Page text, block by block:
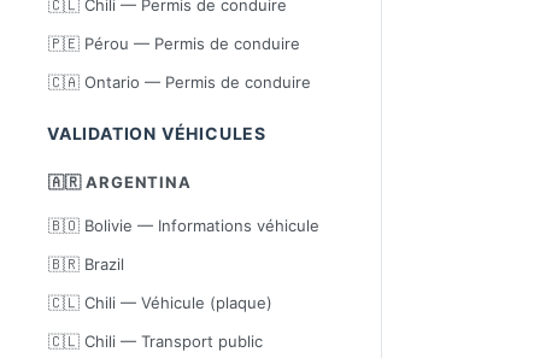
🇨🇱 Chili — Permis de conduire
🇵🇪 Pérou — Permis de conduire
🇨🇦 Ontario — Permis de conduire
VALIDATION VÉHICULES
🇦🇷 ARGENTINA
🇧🇴 Bolivie — Informations véhicule
🇧🇷 Brazil
🇨🇱 Chili — Véhicule (plaque)
🇨🇱 Chili — Transport public